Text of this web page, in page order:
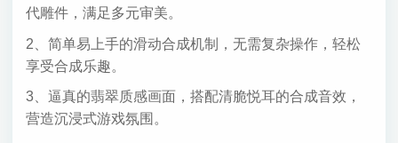
代雕件，满足多元审美。
2、简单易上手的滑动合成机制，无需复杂操作，轻松
享受合成乐趣。
3、逼真的翡翠质感画面，搭配清脆悦耳的合成音效，
营造沉浸式游戏氛围。